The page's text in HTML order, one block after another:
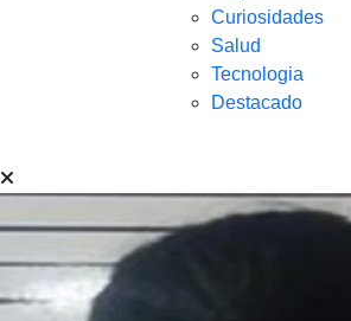
Curiosidades
Salud
Tecnologia
Destacado